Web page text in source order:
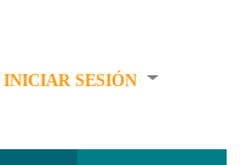
INICIAR SESIÓN